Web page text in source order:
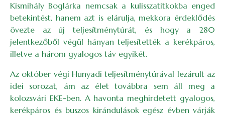
Kismihály Boglárka nemcsak a kulisszatitkokba enged
betekintést, hanem azt is elárulja, mekkora érdeklődés
övezte az új teljesítménytúrát, és hogy a 280
jelentkezőből végül hányan teljesítették a kerékpáros,
illetve a három gyalogos táv egyikét.
Az október végi Hunyadi teljesítménytúrával lezárult az
idei sorozat, ám az élet továbbra sem áll meg a
kolozsvári EKE-ben. A havonta meghirdetett gyalogos,
kerékpáros és buszos kirándulások egész évben várják